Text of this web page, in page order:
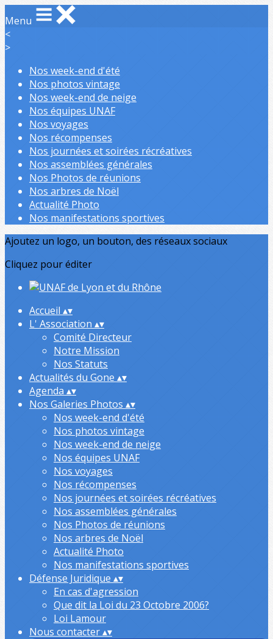
Menu
<
>
Nos week-end d'été
Nos photos vintage
Nos week-end de neige
Nos équipes UNAF
Nos voyages
Nos récompenses
Nos journées et soirées récréatives
Nos assemblées générales
Nos Photos de réunions
Nos arbres de Noël
Actualité Photo
Nos manifestations sportives
Ajoutez un logo, un bouton, des réseaux sociaux
Cliquez pour éditer
Accueil ▴▾
L' Association ▴▾
Comité Directeur
Notre Mission
Nos Statuts
Actualités du Gone ▴▾
Agenda ▴▾
Nos Galeries Photos ▴▾
Nos week-end d'été
Nos photos vintage
Nos week-end de neige
Nos équipes UNAF
Nos voyages
Nos récompenses
Nos journées et soirées récréatives
Nos assemblées générales
Nos Photos de réunions
Nos arbres de Noël
Actualité Photo
Nos manifestations sportives
Défense Juridique ▴▾
En cas d'agression
Que dit la Loi du 23 Octobre 2006?
Loi Lamour
Nous contacter▴▾